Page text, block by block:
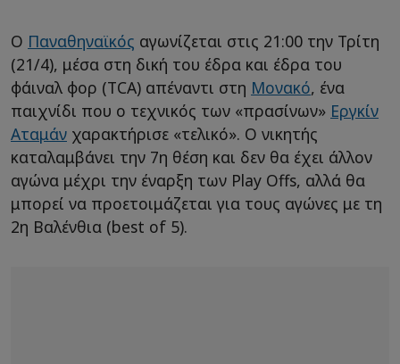
Ο Παναθηναϊκός αγωνίζεται στις 21:00 την Τρίτη
(21/4), μέσα στη δική του έδρα και έδρα του
φάιναλ φορ (TCA) απέναντι στη Μονακό, ένα
παιχνίδι που ο τεχνικός των «πρασίνων» Εργκίν
Αταμάν χαρακτήρισε «τελικό». Ο νικητής
καταλαμβάνει την 7η θέση και δεν θα έχει άλλον
αγώνα μέχρι την έναρξη των Play Offs, αλλά θα
μπορεί να προετοιμάζεται για τους αγώνες με τη
2η Βαλένθια (best of 5).